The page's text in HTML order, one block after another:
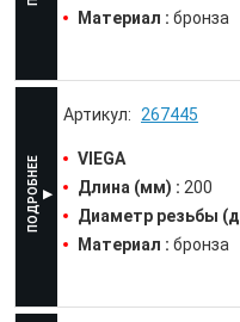
Материал : бронза
267445
VIEGA
Длина (мм) : 200
Диаметр резьбы
Материал : бронза